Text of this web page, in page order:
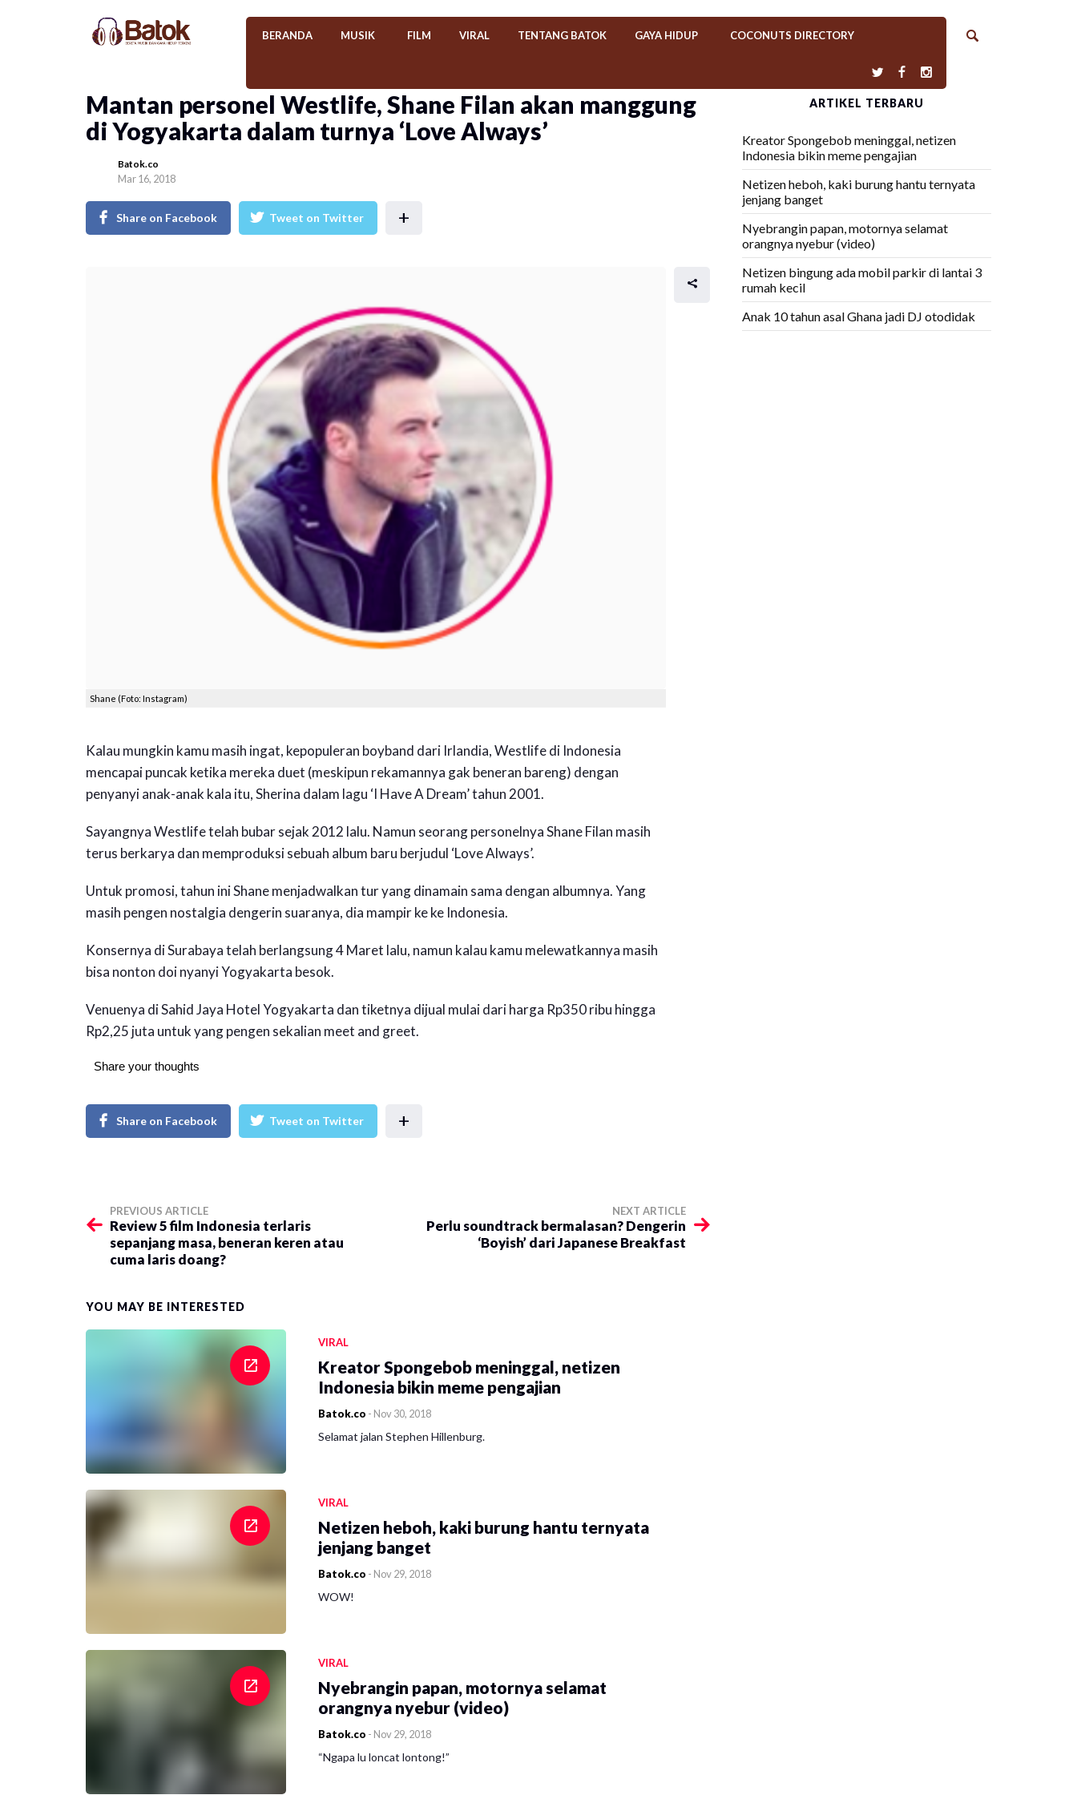
BERANDA MUSIK FILM VIRAL TENTANG BATOK GAYA HIDUP COCONUTS DIRECTORY
Mantan personel Westlife, Shane Filan akan manggung
di Yogyakarta dalam turnya ‘Love Always’
Batok.co
Mar 16, 2018
Share on Facebook Tweet on Twitter +
Shane (Foto: Instagram)
Kalau mungkin kamu masih ingat, kepopuleran boyband dari Irlandia, Westlife di Indonesia
mencapai puncak ketika mereka duet (meskipun rekamannya gak beneran bareng) dengan
penyanyi anak-anak kala itu, Sherina dalam lagu ‘I Have A Dream’ tahun 2001.
Sayangnya Westlife telah bubar sejak 2012 lalu. Namun seorang personelnya Shane Filan masih
terus berkarya dan memproduksi sebuah album baru berjudul ‘Love Always’.
Untuk promosi, tahun ini Shane menjadwalkan tur yang dinamain sama dengan albumnya. Yang
masih pengen nostalgia dengerin suaranya, dia mampir ke ke Indonesia.
Konsernya di Surabaya telah berlangsung 4 Maret lalu, namun kalau kamu melewatkannya masih
bisa nonton doi nyanyi Yogyakarta besok.
Venuenya di Sahid Jaya Hotel Yogyakarta dan tiketnya dijual mulai dari harga Rp350 ribu hingga
Rp2,25 juta untuk yang pengen sekalian meet and greet.
Share your thoughts
Share on Facebook Tweet on Twitter +
PREVIOUS ARTICLE
Review 5 film Indonesia terlaris
sepanjang masa, beneran keren atau
cuma laris doang?
NEXT ARTICLE
Perlu soundtrack bermalasan? Dengerin
‘Boyish’ dari Japanese Breakfast
YOU MAY BE INTERESTED
VIRAL
Kreator Spongebob meninggal, netizen
Indonesia bikin meme pengajian
Batok.co - Nov 30, 2018
Selamat jalan Stephen Hillenburg.
VIRAL
Netizen heboh, kaki burung hantu ternyata
jenjang banget
Batok.co - Nov 29, 2018
WOW!
VIRAL
Nyebrangin papan, motornya selamat
orangnya nyebur (video)
Batok.co - Nov 29, 2018
“Ngapa lu loncat lontong!”
ARTIKEL TERBARU
Kreator Spongebob meninggal, netizen
Indonesia bikin meme pengajian
Netizen heboh, kaki burung hantu ternyata
jenjang banget
Nyebrangin papan, motornya selamat
orangnya nyebur (video)
Netizen bingung ada mobil parkir di lantai 3
rumah kecil
Anak 10 tahun asal Ghana jadi DJ otodidak